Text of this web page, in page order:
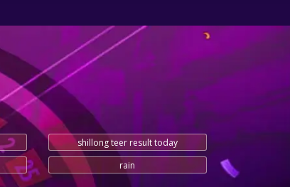
shillong teer result today
rain